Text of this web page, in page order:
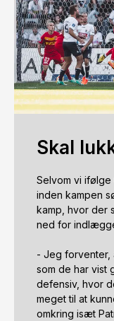
Skal
Selvom vi
inden kampen
kamp, hvor der
ned for
- Jeg forventer,
som de har vist
defensiv, hvor
meget til at
omkring isæt